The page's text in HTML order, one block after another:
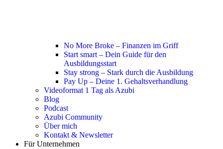
No More Broke – Finanzen im Griff
Start smart – Dein Guide für den
Ausbildungsstart
Stay strong – Stark durch die Ausbildung
Pay Up – Deine 1. Gehaltsverhandlung
Videoformat 1 Tag als Azubi
Blog
Podcast
Azubi Community
Über mich
Kontakt & Newsletter
Für Unternehmen